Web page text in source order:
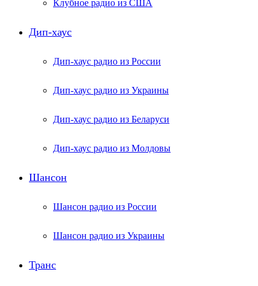
Клубное радио из США
Дип-хаус
Дип-хаус радио из России
Дип-хаус радио из Украины
Дип-хаус радио из Беларуси
Дип-хаус радио из Молдовы
Шансон
Шансон радио из России
Шансон радио из Украины
Транс